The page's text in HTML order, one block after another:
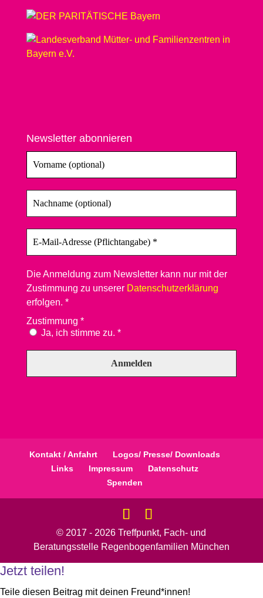
Newsletter abonnieren
Die Anmeldung zum Newsletter kann nur mit der
Zustimmung zu unserer Datenschutzerklärung
erfolgen. *
Zustimmung *
Ja, ich stimme zu. *
Kontakt / Anfahrt
Logos/ Presse/ Downloads
Links
Impressum
Datenschutz
Spenden
© 2017 - 2026 Treffpunkt, Fach- und
Beratungsstelle Regenbogenfamilien München
Jetzt teilen!
Teile diesen Beitrag mit deinen Freund*innen!